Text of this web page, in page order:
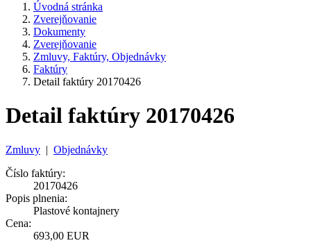
Úvodná stránka
Zverejňovanie
Dokumenty
Zverejňovanie
Zmluvy, Faktúry, Objednávky
Faktúry
Detail faktúry 20170426
Detail faktúry 20170426
Zmluvy | Objednávky
Číslo faktúry:
20170426
Popis plnenia:
Plastové kontajnery
Cena:
693,00 EUR